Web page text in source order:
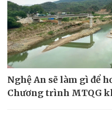
Nghệ An sẽ làm gì để
Chương trình MTQG